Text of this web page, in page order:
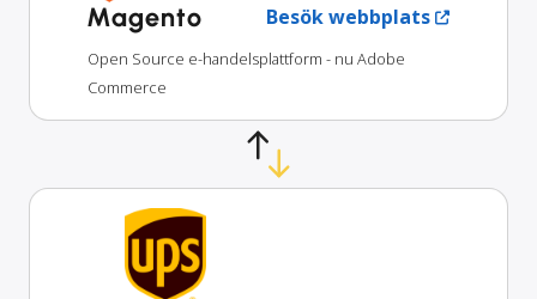
Magento Besök webbplats
Open Source e-handelsplattform - nu Adobe
Commerce